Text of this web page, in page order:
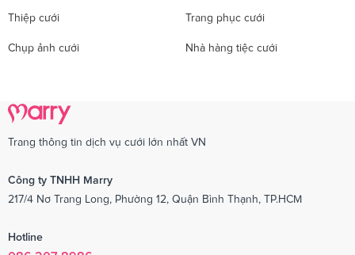
Thiệp cưới Trang phục cưới
Chụp ảnh cưới Nhà hàng tiệc cưới
Trang thông tin dịch vụ cưới lớn nhất VN
Công ty TNHH Marry
217/4 Nơ Trang Long, Phường 12, Quận Bình Thạnh, TP.HCM
Hotline